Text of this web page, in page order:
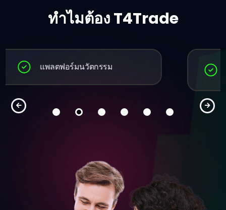
ทำไมต้อง T4Trade
การสนับสนุนในหลายภาษา ตลอด 24